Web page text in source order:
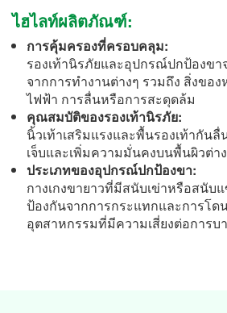
ไฮไลท์ผลิตภัณฑ์:
การคุ้มครองที่ครอบคลุม:
รองเท้านิรภัยและอุปกรณ์ปกป้องข
จากการทำงานต่างๆ รวมถึง สิ่งขอ
ไฟฟ้า การลื่นหรือการสะดุดล้ม
คุณสมบัติของรองเท้านิรภัย:
นิ้วเท้าเสริมแรงและพื้นรองเท้ากัน
เจ็บและเพิ่มความมั่นคงบนพื้นผิวต่า
ประเภทของอุปกรณ์ปกป้องขา:
กางเกงขายาวที่มีสนับเข่าหรือสนับ
ป้องกันจากการกระแทกและการโด
อุตสาหกรรมที่มีความเสี่ยงต่อการบ